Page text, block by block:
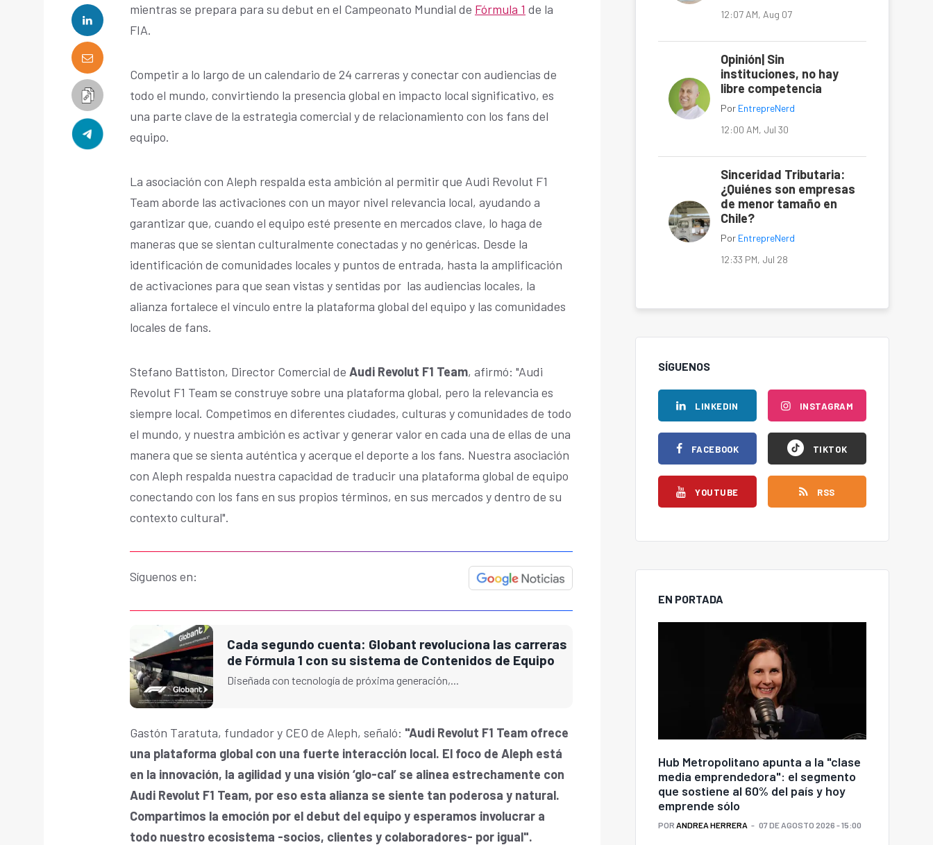
mientras se prepara para su debut en el Campeonato Mundial de Fórmula 1 de la
FIA.
Competir a lo largo de un calendario de 24 carreras y conectar con audiencias de
todo el mundo, convirtiendo la presencia global en impacto local significativo, es
una parte clave de la estrategia comercial y de relacionamiento con los fans del
equipo.
La asociación con Aleph respalda esta ambición al permitir que Audi Revolut F1
Team aborde las activaciones con un mayor nivel relevancia local, ayudando a
garantizar que, cuando el equipo esté presente en mercados clave, lo haga de
maneras que se sientan culturalmente conectadas y no genéricas. Desde la
identificación de comunidades locales y puntos de entrada, hasta la amplificación
de activaciones para que sean vistas y sentidas por las audiencias locales, la
alianza fortalece el vínculo entre la plataforma global del equipo y las comunidades
locales de fans.
Stefano Battiston, Director Comercial de Audi Revolut F1 Team, afirmó: "Audi
Revolut F1 Team se construye sobre una plataforma global, pero la relevancia es
siempre local. Competimos en diferentes ciudades, culturas y comunidades de todo
el mundo, y nuestra ambición es activar y generar valor en cada una de ellas de una
manera que se sienta auténtica y acerque el deporte a los fans. Nuestra asociación
con Aleph respalda nuestra capacidad de traducir una plataforma global de equipo
conectando con los fans en sus propios términos, en sus mercados y dentro de su
contexto cultural".
Síguenos en:
Cada segundo cuenta: Globant revoluciona las carreras
de Fórmula 1 con su sistema de Contenidos de Equipo
Diseñada con tecnología de próxima generación,...
Gastón Taratuta, fundador y CEO de Aleph, señaló: "Audi Revolut F1 Team ofrece
una plataforma global con una fuerte interacción local. El foco de Aleph está
en la innovación, la agilidad y una visión ‘glo-cal’ se alinea estrechamente con
Audi Revolut F1 Team, por eso esta alianza se siente tan poderosa y natural.
Compartimos la emoción por el debut del equipo y esperamos involucrar a
todo nuestro ecosistema -socios, clientes y colaboradores- por igual".
12:07 AM, Aug 07
Opinión| Sin
instituciones, no hay
libre competencia
Por EntrepreNerd
12:00 AM, Jul 30
Sinceridad Tributaria:
¿Quiénes son empresas
de menor tamaño en
Chile?
Por EntrepreNerd
12:33 PM, Jul 28
SÍGUENOS
LINKEDIN
FACEBOOK
YOUTUBE
INSTAGRAM
TIKTOK
RSS
EN PORTADA
Hub Metropolitano apunta a la "clase
media emprendedora": el segmento
que sostiene al 60% del país y hoy
emprende sólo
POR ANDREA HERRERA 07 DE AGOSTO 2026 - 15:00